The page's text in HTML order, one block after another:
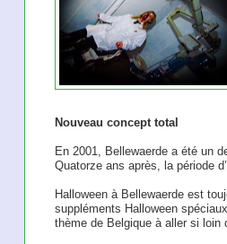
Nouveau concept total
En 2001, Bellewaerde a été un
Quatorze ans après, la période
Halloween à Bellewaerde est
suppléments Halloween
thème de Belgique à aller si loin